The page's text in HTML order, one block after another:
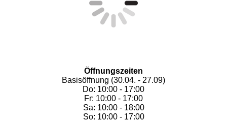
Öffnungszeiten
Basisöffnung (30.04. - 27.09)
Do: 10:00 - 17:00
Fr: 10:00 - 17:00
Sa: 10:00 - 18:00
So: 10:00 - 17:00